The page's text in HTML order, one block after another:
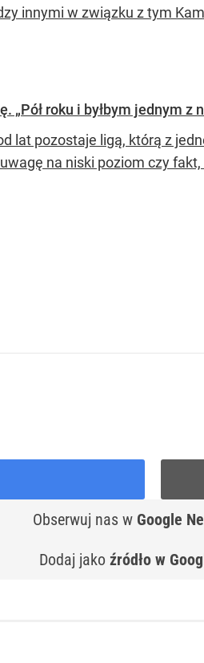
innymi w związku z tym
„Pół roku i byłbym jednym z
lat pozostaje ligą, którą z
na niski poziom czy
Obserwuj nas w Google
Dodaj jako źródło w